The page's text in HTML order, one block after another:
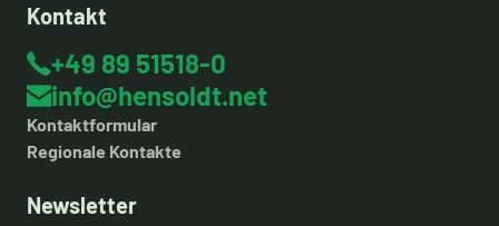
Kontakt
+49 89 51518-0
info@hensoldt.net
Kontaktformular
Regionale Kontakte
Newsletter